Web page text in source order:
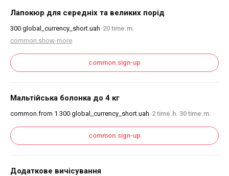
Лапокюр для середніх та великих порід
300 global_currency_short.uah•20 time.m.
common.show-more
common.sign-up
Мальтійська болонка до 4 кг
common.from 1 300 global_currency_short.uah•2 time.h. 30 time.m.
common.sign-up
Додаткове вичісування